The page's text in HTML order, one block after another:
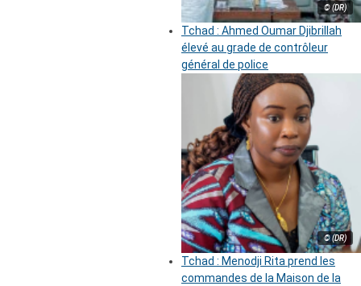
© (DR)
Tchad : Ahmed Oumar Djibrillah
élevé au grade de contrôleur
général de police
© (DR)
Tchad : Menodji Rita prend les
commandes de la Maison de la